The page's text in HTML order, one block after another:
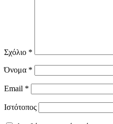
Σχόλιο *
Όνομα *
Email *
Ιστότοπος